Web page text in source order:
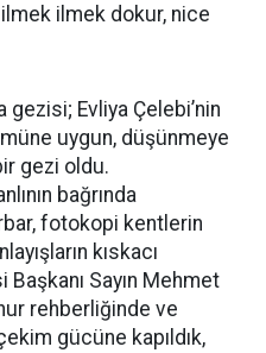
ilmek dokur, nice
gezisi; Evliya Çelebi’nin
uygun, düşünmeye
gezi oldu.
bağrında
fotokopi kentlerin
kıskacı
Başkanı Sayın Mehmet
rehberliğinde ve
gücüne kapıldık,